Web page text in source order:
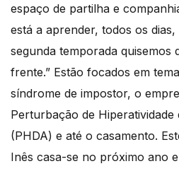
espaço de partilha e
está a aprender, todos os
segunda temporada quisemos
frente.” Estão focados em
síndrome de impostor, o
Perturbação de Hiperatividade
(PHDA) e até o casamento.
Inês casa-se no próximo ano